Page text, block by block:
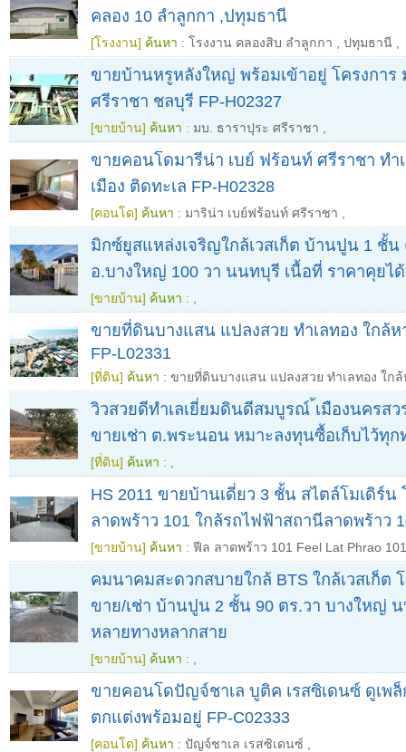
คลอง 10 ลำลูกกา​ ,ปทุมธานี
[โรงงาน] ค้นหา : โรงงาน คลองสิบ ลำลูกกา​ ปทุมธานี
ขายบ้านหรูหลังใหญ่ พร้อมเข้าอยู่ โครงการ
ศรีราชา ชลบุรี FP-H02327
[ขายบ้าน] ค้นหา : มบ. ธาราปุระ ศรีราชา
ขายคอนโดมารีน่า เบย์ ฟร้อนท์ ศรีราชา ทำ
เมือง ติดทะเล FP-H02328
[คอนโด] ค้นหา : มาริน่า เบย์ฟร้อนท์ ศรีราชา
มิกซ์ยูสแหล่งเจริญใกล้เวสเก็ต บ้านปูน 1 ชั้น
อ.บางใหญ่ 100 วา นนทบุรี เนื้อที่ ราคาคุยไ
[ขายบ้าน] ค้นหา :
ขายที่ดินบางแสน แปลงสวย ทำเลทอง ใกล้
FP-L02331
[ที่ดิน] ค้นหา : ขายที่ดินบางแสน แปลงสวย ทำเลทอง ใก
วิวสวยดีทำเลเยี่ยมดินดีสมบูรณ์ ้เมืองนครสว
ขายเช่า ต.พระนอน หมาะลงทุนซื้อเก็บไว้ทุก
[ที่ดิน] ค้นหา :
HS 2011 ขายบ้านเดี่ยว 3 ชั้น สไตล์โมเดิร์น
ลาดพร้าว 101 ใกล้รถไฟฟ้าสถานีลาดพร้าว
[ขายบ้าน] ค้นหา : ฟีล ลาดพร้าว 101 Feel Lat Phrao 101
คมนาคมสะดวกสบายใกล้ BTS ใกล้เวสเก็ต
ขาย/เช่า บ้านปูน 2 ชั้น 90 ตร.วา บางใหญ่
หลายทางหลากสาย
[ขายบ้าน] ค้นหา :
ขายคอนโดปัญจ์ชาเล บูติค เรสซิเดนซ์ ดูเพ
ตกแต่งพร้อมอยู่ FP-C02333
[คอนโด] ค้นหา : ปัญจ์ชาเล เรสซิเดนซ์